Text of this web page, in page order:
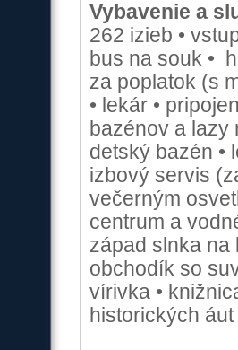
Vybavenie a
262 izieb •
bus na souk •
za poplatok (s
• lekár •
bazénov a lazy
detský bazén •
izbový servis
večerným
centrum a
západ slnka na
obchodík so
vírivka •
historických